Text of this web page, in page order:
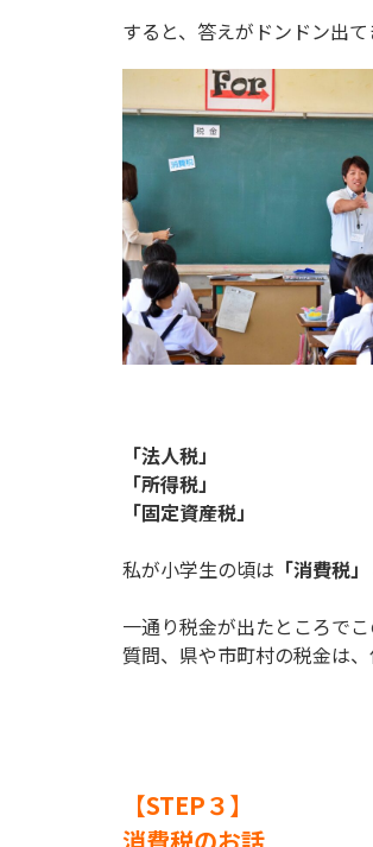
すると、答えがドンドン出て
「法人税」
「所得税」
「固定資産税」
私が小学生の頃は 「消費税」
一通り税金が出たところで
質問、県や市町村の税金は
【STEP３】